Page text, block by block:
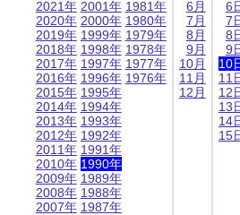
2021年
2020年
2019年
2018年
2017年
2016年
2015年
2014年
2013年
2012年
2011年
2010年
2009年
2008年
2007年
2001年
2000年
1999年
1998年
1997年
1996年
1995年
1994年
1993年
1992年
1991年
1990年
1989年
1988年
1987年
1981年
1980年
1979年
1978年
1977年
1976年
6月
7月
8月
9月
10月
11月
12月
6
7
8
9
10
11
12
13
14
15